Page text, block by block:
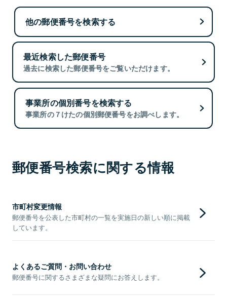
他の郵便番号を検索する
最近検索した郵便番号
過去に検索した郵便番号をご覧いただけます。
事業所の個別番号を検索する
事業所の７けたの個別郵便番号をお調べします。
郵便番号検索に関する情報
市町村変更情報
郵便番号を公表した市町村の一覧を実施日の新しい順に掲載
しています。
よくあるご質問・お問い合わせ
郵便番号に関するさまざまな疑問にお答えします。